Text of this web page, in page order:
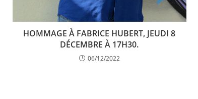
HOMMAGE À FABRICE HUBERT, JEUDI 8
DÉCEMBRE À 17H30.
06/12/2022